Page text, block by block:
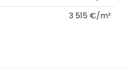
3 515 €/m²